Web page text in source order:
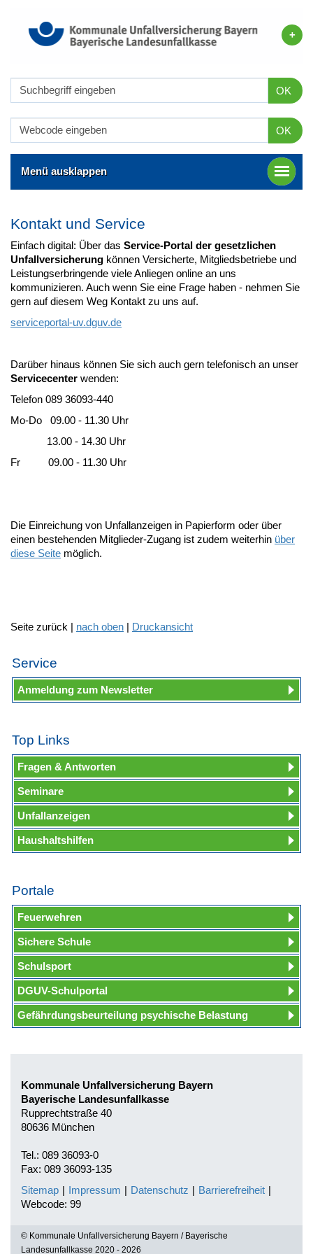
OK
OK
Menü ausklappen
Kontakt und Service
Einfach digital: Über das Service-Portal der gesetzlichen
Unfallversicherung können Versicherte, Mitgliedsbetriebe und
Leistungserbringende viele Anliegen online an uns
kommunizieren. Auch wenn Sie eine Frage haben - nehmen Sie
gern auf diesem Weg Kontakt zu uns auf.
serviceportal-uv.dguv.de
Darüber hinaus können Sie sich auch gern telefonisch an unser
Servicecenter wenden:
Telefon 089 36093-440
Mo-Do 09.00 - 11.30 Uhr
13.00 - 14.30 Uhr
Fr 09.00 - 11.30 Uhr
Die Einreichung von Unfallanzeigen in Papierform oder über
einen bestehenden Mitglieder-Zugang ist zudem weiterhin über
diese Seite möglich.
Seite zurück | nach oben | Druckansicht
Service
Anmeldung zum Newsletter
Top Links
Fragen & Antworten
Seminare
Unfallanzeigen
Haushaltshilfen
Portale
Feuerwehren
Sichere Schule
Schulsport
DGUV-Schulportal
Gefährdungsbeurteilung psychische Belastung
Kommunale Unfallversicherung Bayern
Bayerische Landesunfallkasse
Rupprechtstraße 40
80636 München
Tel.: 089 36093-0
Fax: 089 36093-135
Sitemap | Impressum | Datenschutz | Barrierefreiheit |
Webcode: 99
© Kommunale Unfallversicherung Bayern / Bayerische
Landesunfallkasse 2020 - 2026